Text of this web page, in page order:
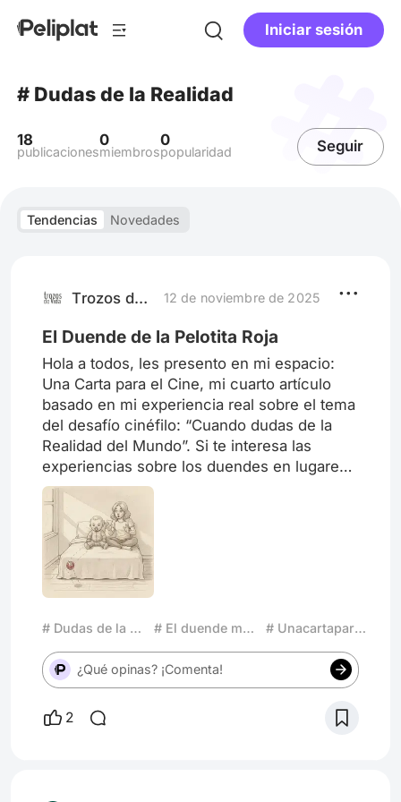
Iniciar sesión
# Dudas de la Realidad
18
publicaciones
0
miembros
0
popularidad Seguir
Tendencias Novedades
Trozos de Vida 12 de noviembre de 2025
El Duende de la Pelotita Roja
Hola a todos, les presento en mi espacio:
Una Carta para el Cine, mi cuarto artículo
basado en mi experiencia real sobre el tema
del desafío cinéfilo: “Cuando dudas de la
Realidad del Mundo”. Si te interesa las
experiencias sobre los duendes en lugares
cotidianos, te invito a que leas mi artículo y
espero tus comentarios, lleva por título: EL
DUENDE DE LA PELOTITA ROJA.
# Dudas de la Realidad # El duende maldito # Unacartaparaelcine
¿Qué opinas? ¡Comenta!
2